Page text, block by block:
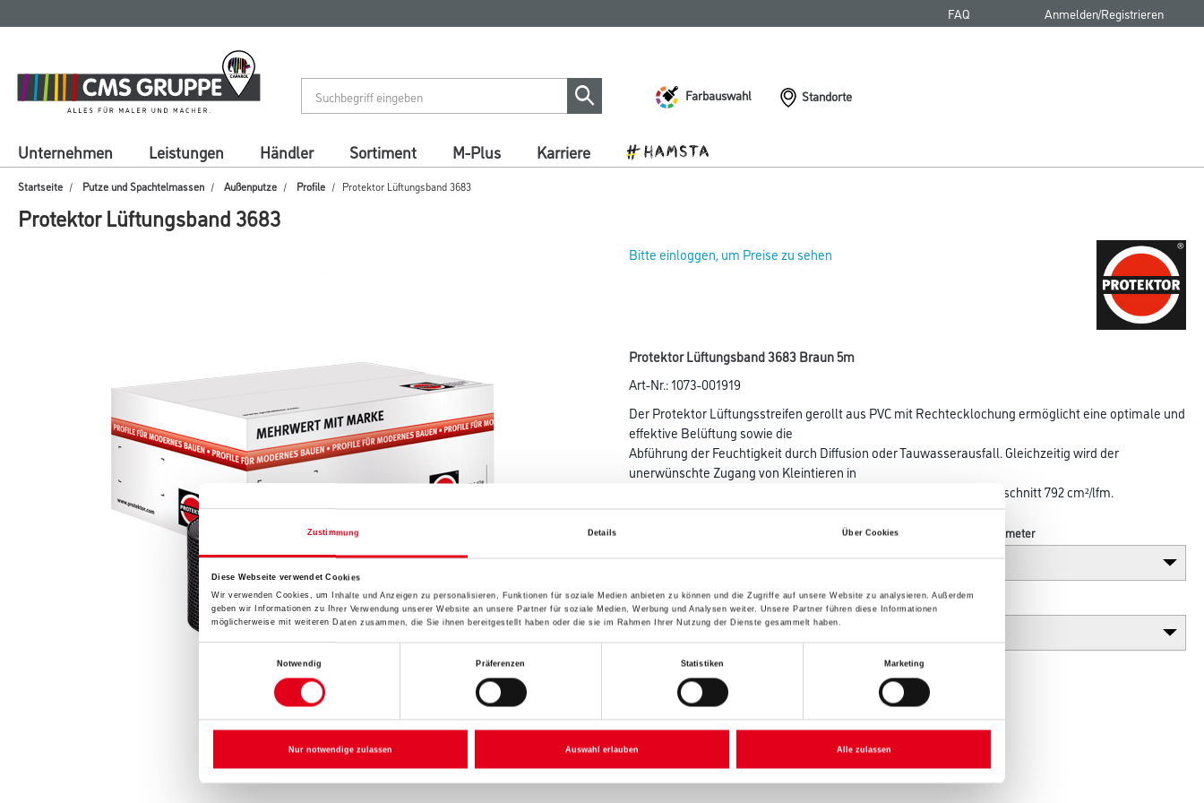
Zustimmung Details Über Cookies
Diese Webseite verwendet Cookies
Wir verwenden Cookies, um Inhalte und Anzeigen zu personalisieren, Funktionen für soziale Medien anbieten zu können und die Zugriffe auf unsere Website zu analysieren. Außerdem
geben wir Informationen zu Ihrer Verwendung unserer Website an unsere Partner für soziale Medien, Werbung und Analysen weiter. Unsere Partner führen diese Informationen
möglicherweise mit weiteren Daten zusammen, die Sie ihnen bereitgestellt haben oder die sie im Rahmen Ihrer Nutzung der Dienste gesammelt haben.
Notwendig
Präferenzen Statistiken Marketing
Nur notwendige zulassen Auswahl erlauben Alle zulassen
springen
springen
FAQ Anmelden/Registrieren
Farbauswahl Standorte
Unternehmen Leistungen Händler Sortiment M-Plus Karriere
Startseite Putze und Spachtelmassen Außenputze Profile Protektor Lüftungsband 3683
Protektor Lüftungsband 3683
Bitte einloggen, um Preise zu sehen
Protektor Lüftungsband 3683 Braun 5m
Art-Nr.:1073-001919
Der Protektor Lüftungsstreifen gerollt aus PVC mit Rechtecklochung ermöglicht eine optimale und
effektive Belüftung sowie die
Abführung der Feuchtigkeit durch Diffusion oder Tauwasserausfall. Gleichzeitig wird der
unerwünschte Zugang von Kleintieren in
der Belüftungsebene bestmöglich vermieden. Freier Lüftungsquerschnitt 792 cm²/lfm.
Länge in centimeter
Breite in centimeter Gebinde
Umrechnungsfaktoren